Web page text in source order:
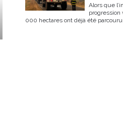
Alors que
progression
000 hectares ont déjà été